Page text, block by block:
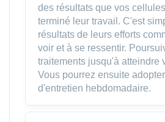
des résultats que vos
terminé leur travail. C'est
résultats de leurs efforts
voir et à se ressentir.
traitements jusqu'à atteindre
Vous pourrez ensuite
d'entretien hebdomadaire.